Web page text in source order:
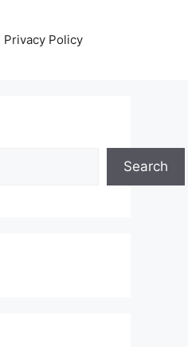
Privacy Policy
Search